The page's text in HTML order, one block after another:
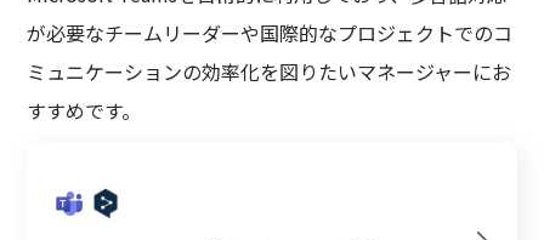
が必要なチームリーダーや国際的なプロジェクトでのコ
ミュニケーションの効率化を図りたいマネージャーにお
すすめです。